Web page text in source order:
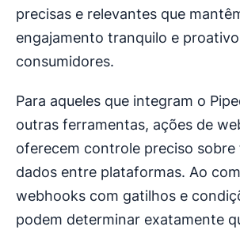
precisas e relevantes que
engajamento tranquilo e
consumidores.
Para aqueles que integram o
outras ferramentas, ações de
oferecem controle preciso sobre
dados entre plataformas. Ao
webhooks com gatilhos e
podem determinar exatamente